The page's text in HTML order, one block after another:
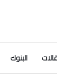
البنوك